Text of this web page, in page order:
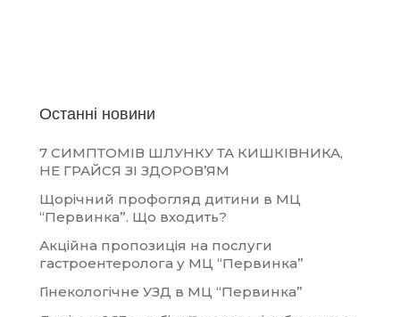
Останні новини
7 СИМПТОМІВ ШЛУНКУ ТА КИШКІВНИКА,
НЕ ГРАЙСЯ ЗІ ЗДОРОВ’ЯМ
Щорічний профогляд дитини в МЦ
“Первинка”. Що входить?
Акційна пропозиція на послуги
гастроентеролога у МЦ “Первинка”
Гінекологічне УЗД в МЦ “Первинка”